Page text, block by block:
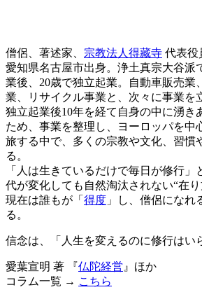
僧侶、著述家、 宗教法人得藏寺 代表役
愛知県名古屋市出身。浄土真宗大谷派
業後、20歳で独立起業。自動車販売業
業、リサイクル事業と、次々に事業を
独立起業後10年を経て自身の中に湧き
ため、事業を整理し、ヨーロッパを中
旅する中で、多くの宗教や文化、習慣
る。
「人は生きているだけで毎日が修行
代が変化しても自然淘汰されない“在り
現在は誰もが「 得度 」し、僧侶になれ
る。
信念は、「人生を変えるのに修行はい
愛葉宣明 著 『仏陀経営 』ほか
コラム一覧 → こちら